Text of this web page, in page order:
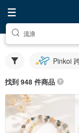
流浪
Pinkoi
找到 948 件商品